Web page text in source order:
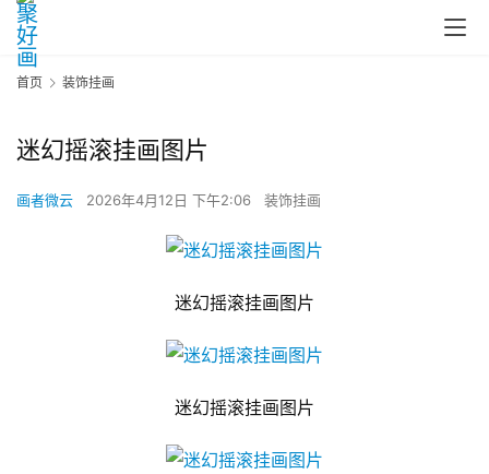
首页 装饰挂画
迷幻摇滚挂画图片
画者微云 2026年4月12日 下午2:06 装饰挂画
迷幻摇滚挂画图片
迷幻摇滚挂画图片